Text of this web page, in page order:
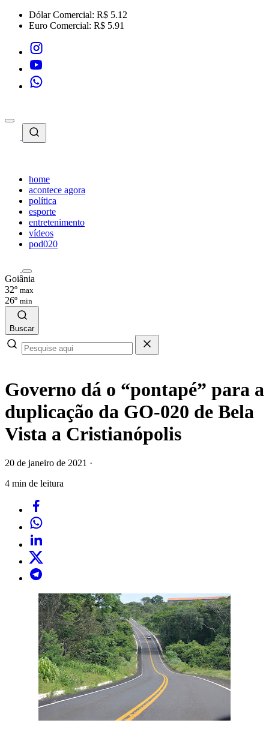
Dólar Comercial: R$ 5.12
Euro Comercial: R$ 5.91
home
acontece agora
política
esporte
entretenimento
vídeos
pod020
Goiânia
32º max
26º min
Buscar
Governo dá o “pontapé” para a
duplicação da GO-020 de Bela
Vista a Cristianópolis
20 de janeiro de 2021 ·
4 min de leitura